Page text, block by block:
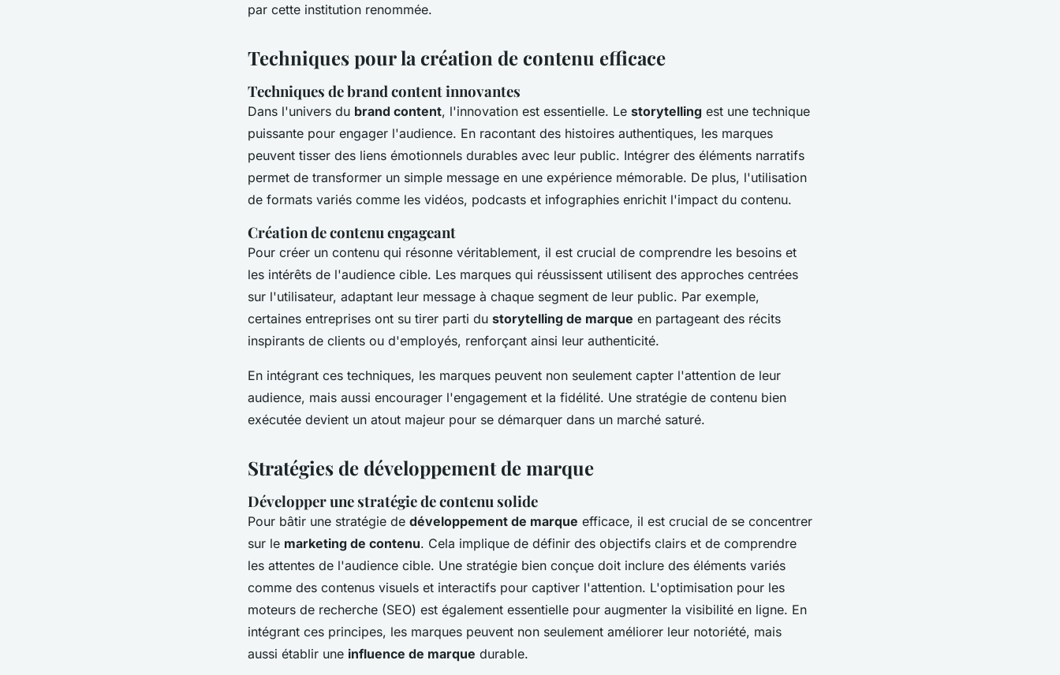
par cette institution renommée.
Techniques pour la création de contenu efficace
Techniques de brand content innovantes
Dans l'univers du brand content, l'innovation est essentielle. Le storytelling est une technique
puissante pour engager l'audience. En racontant des histoires authentiques, les marques
peuvent tisser des liens émotionnels durables avec leur public. Intégrer des éléments narratifs
permet de transformer un simple message en une expérience mémorable. De plus, l'utilisation
de formats variés comme les vidéos, podcasts et infographies enrichit l'impact du contenu.
Création de contenu engageant
Pour créer un contenu qui résonne véritablement, il est crucial de comprendre les besoins et
les intérêts de l'audience cible. Les marques qui réussissent utilisent des approches centrées
sur l'utilisateur, adaptant leur message à chaque segment de leur public. Par exemple,
certaines entreprises ont su tirer parti du storytelling de marque en partageant des récits
inspirants de clients ou d'employés, renforçant ainsi leur authenticité.
En intégrant ces techniques, les marques peuvent non seulement capter l'attention de leur
audience, mais aussi encourager l'engagement et la fidélité. Une stratégie de contenu bien
exécutée devient un atout majeur pour se démarquer dans un marché saturé.
Stratégies de développement de marque
Développer une stratégie de contenu solide
Pour bâtir une stratégie de développement de marque efficace, il est crucial de se concentrer
sur le marketing de contenu. Cela implique de définir des objectifs clairs et de comprendre
les attentes de l'audience cible. Une stratégie bien conçue doit inclure des éléments variés
comme des contenus visuels et interactifs pour captiver l'attention. L'optimisation pour les
moteurs de recherche (SEO) est également essentielle pour augmenter la visibilité en ligne. En
intégrant ces principes, les marques peuvent non seulement améliorer leur notoriété, mais
aussi établir une influence de marque durable.